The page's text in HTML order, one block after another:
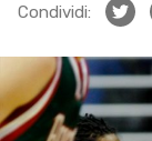
Condividi: